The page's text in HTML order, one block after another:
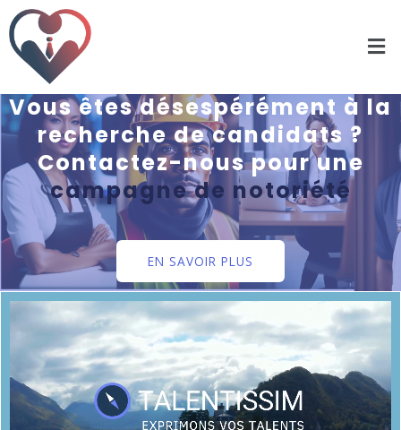
Vous êtes désespérément à la
recherche de candidats ?
Contactez-nous pour une
campagne de notoriété
EN SAVOIR PLUS